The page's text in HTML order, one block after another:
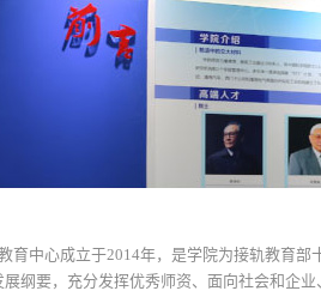
育中心成立于2014年，是学院为接轨教育
纲要，充分发挥优秀师资、面向社会和企